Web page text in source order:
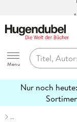
Hugendubel
Menu
Nur noch
erfahren
…